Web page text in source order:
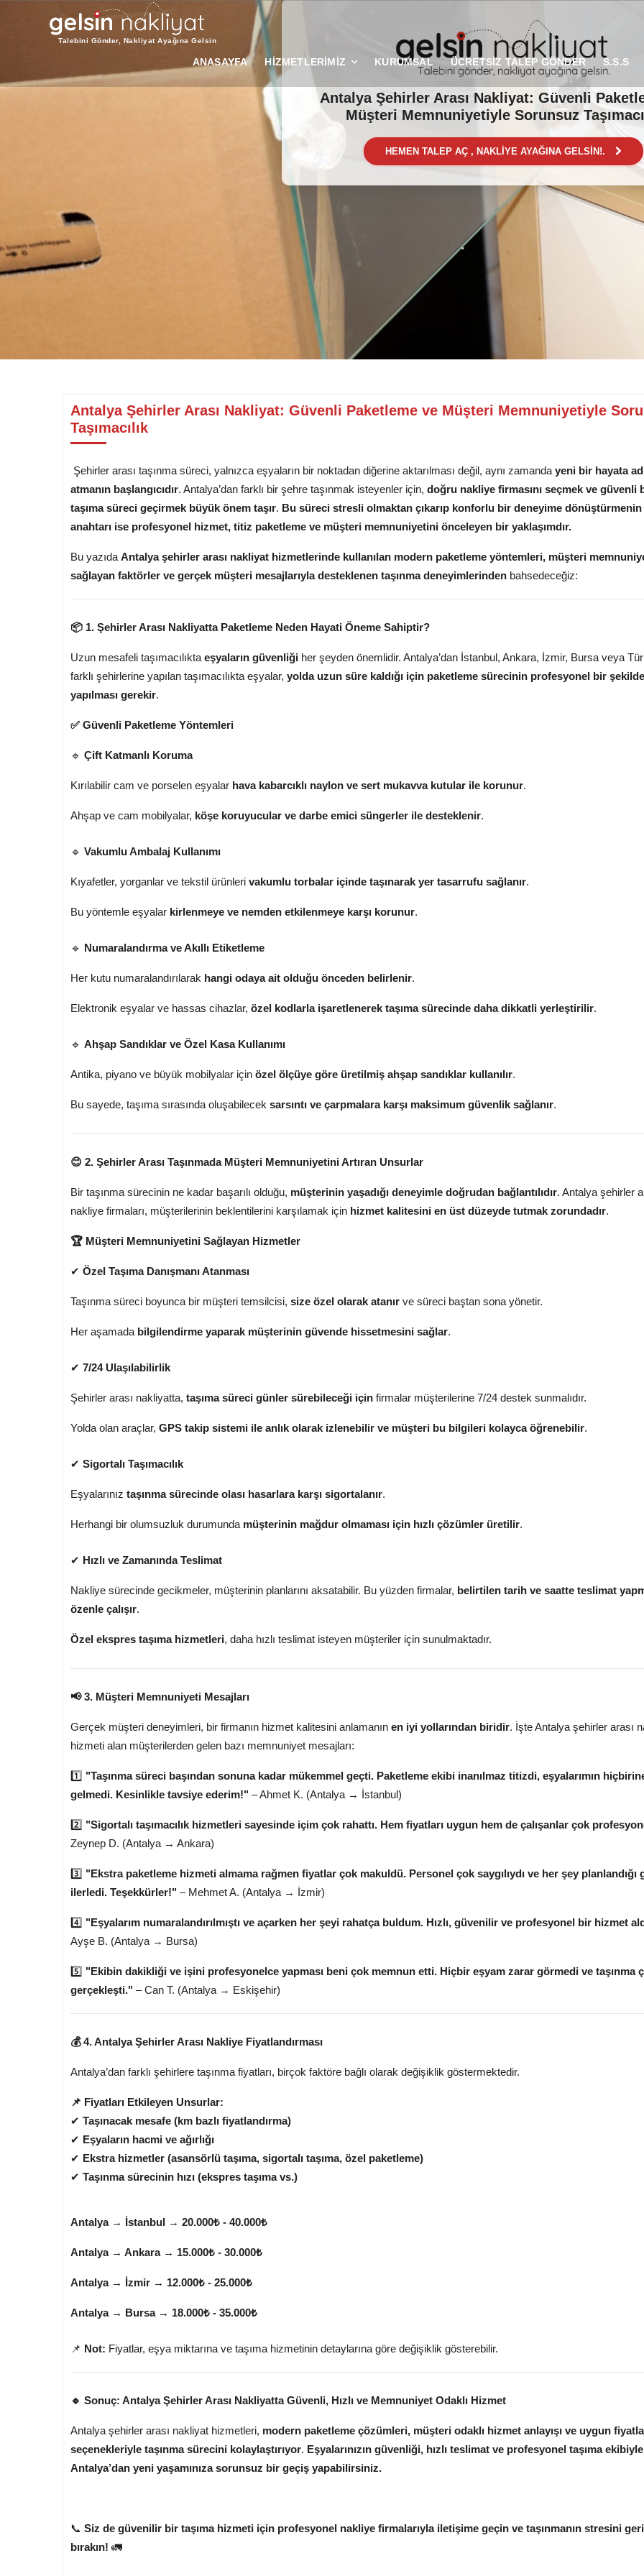
Talebini Gönder, Nakliyat Ayağına Gelsin
ANASAYFA HİZMETLERİMİZ KURUMSAL ÜCRETSİZ TALEP GÖNDER S.S.S
Antalya Şehirler Arası Nakliyat: Güvenli
Müşteri Memnuniyetiyle Sorunsuz
HEMEN TALEP AÇ , NAKLİYE AYAĞINA GELSİN!.
Antalya Şehirler Arası Nakliyat: Güvenli Paketleme ve Müşteri Memnuniyetiyle
Taşımacılık
Şehirler arası taşınma süreci, yalnızca eşyaların bir noktadan diğerine aktarılması değil, aynı zamanda yeni bir hayata
atmanın başlangıcıdır. Antalya’dan farklı bir şehre taşınmak isteyenler için, doğru nakliye firmasını seçmek ve güvenli
taşıma süreci geçirmek büyük önem taşır. Bu süreci stresli olmaktan çıkarıp konforlu bir deneyime dönüştürmenin
anahtarı ise profesyonel hizmet, titiz paketleme ve müşteri memnuniyetini önceleyen bir yaklaşımdır.
Bu yazıda Antalya şehirler arası nakliyat hizmetlerinde kullanılan modern paketleme yöntemleri, müşteri
sağlayan faktörler ve gerçek müşteri mesajlarıyla desteklenen taşınma deneyimlerinden bahsedeceğiz:
📦 1. Şehirler Arası Nakliyatta Paketleme Neden Hayati Öneme Sahiptir?
Uzun mesafeli taşımacılıkta eşyaların güvenliği her şeyden önemlidir. Antalya’dan İstanbul, Ankara, İzmir, Bursa veya
farklı şehirlerine yapılan taşımacılıkta eşyalar, yolda uzun süre kaldığı için paketleme sürecinin profesyonel bir şekilde
yapılması gerekir.
✅ Güvenli Paketleme Yöntemleri
🔹 Çift Katmanlı Koruma
Kırılabilir cam ve porselen eşyalar hava kabarcıklı naylon ve sert mukavva kutular ile korunur.
Ahşap ve cam mobilyalar, köşe koruyucular ve darbe emici süngerler ile desteklenir.
🔹 Vakumlu Ambalaj Kullanımı
Kıyafetler, yorganlar ve tekstil ürünleri vakumlu torbalar içinde taşınarak yer tasarrufu sağlanır.
Bu yöntemle eşyalar kirlenmeye ve nemden etkilenmeye karşı korunur.
🔹 Numaralandırma ve Akıllı Etiketleme
Her kutu numaralandırılarak hangi odaya ait olduğu önceden belirlenir.
Elektronik eşyalar ve hassas cihazlar, özel kodlarla işaretlenerek taşıma sürecinde daha dikkatli yerleştirilir.
🔹 Ahşap Sandıklar ve Özel Kasa Kullanımı
Antika, piyano ve büyük mobilyalar için özel ölçüye göre üretilmiş ahşap sandıklar kullanılır.
Bu sayede, taşıma sırasında oluşabilecek sarsıntı ve çarpmalara karşı maksimum güvenlik sağlanır.
😊 2. Şehirler Arası Taşınmada Müşteri Memnuniyetini Artıran Unsurlar
Bir taşınma sürecinin ne kadar başarılı olduğu, müşterinin yaşadığı deneyimle doğrudan bağlantılıdır. Antalya şehirler
nakliye firmaları, müşterilerinin beklentilerini karşılamak için hizmet kalitesini en üst düzeyde tutmak zorundadır.
🏆 Müşteri Memnuniyetini Sağlayan Hizmetler
✔ Özel Taşıma Danışmanı Atanması
Taşınma süreci boyunca bir müşteri temsilcisi, size özel olarak atanır ve süreci baştan sona yönetir.
Her aşamada bilgilendirme yaparak müşterinin güvende hissetmesini sağlar.
✔ 7/24 Ulaşılabilirlik
Şehirler arası nakliyatta, taşıma süreci günler sürebileceği için firmalar müşterilerine 7/24 destek sunmalıdır.
Yolda olan araçlar, GPS takip sistemi ile anlık olarak izlenebilir ve müşteri bu bilgileri kolayca öğrenebilir.
✔ Sigortalı Taşımacılık
Eşyalarınız taşınma sürecinde olası hasarlara karşı sigortalanır.
Herhangi bir olumsuzluk durumunda müşterinin mağdur olmaması için hızlı çözümler üretilir.
✔ Hızlı ve Zamanında Teslimat
Nakliye sürecinde gecikmeler, müşterinin planlarını aksatabilir. Bu yüzden firmalar, belirtilen tarih ve saatte teslimat
özenle çalışır.
Özel ekspres taşıma hizmetleri, daha hızlı teslimat isteyen müşteriler için sunulmaktadır.
📢 3. Müşteri Memnuniyeti Mesajları
Gerçek müşteri deneyimleri, bir firmanın hizmet kalitesini anlamanın en iyi yollarından biridir. İşte Antalya şehirler arası
hizmeti alan müşterilerden gelen bazı memnuniyet mesajları:
1️⃣ "Taşınma süreci başından sonuna kadar mükemmel geçti. Paketleme ekibi inanılmaz titizdi, eşyalarımın
gelmedi. Kesinlikle tavsiye ederim!" – Ahmet K. (Antalya → İstanbul)
2️⃣ "Sigortalı taşımacılık hizmetleri sayesinde içim çok rahattı. Hem fiyatları uygun hem de çalışanlar çok
Zeynep D. (Antalya → Ankara)
3️⃣ "Ekstra paketleme hizmeti almama rağmen fiyatlar çok makuldü. Personel çok saygılıydı ve her şey planlandığı
ilerledi. Teşekkürler!" – Mehmet A. (Antalya → İzmir)
4️⃣ "Eşyalarım numaralandırılmıştı ve açarken her şeyi rahatça buldum. Hızlı, güvenilir ve profesyonel bir hizmet
Ayşe B. (Antalya → Bursa)
5️⃣ "Ekibin dakikliği ve işini profesyonelce yapması beni çok memnun etti. Hiçbir eşyam zarar görmedi ve taşınma
gerçekleşti." – Can T. (Antalya → Eskişehir)
💰 4. Antalya Şehirler Arası Nakliye Fiyatlandırması
Antalya’dan farklı şehirlere taşınma fiyatları, birçok faktöre bağlı olarak değişiklik göstermektedir.
📌 Fiyatları Etkileyen Unsurlar:
✔ Taşınacak mesafe (km bazlı fiyatlandırma)
✔ Eşyaların hacmi ve ağırlığı
✔ Ekstra hizmetler (asansörlü taşıma, sigortalı taşıma, özel paketleme)
✔ Taşınma sürecinin hızı (ekspres taşıma vs.)
Antalya → İstanbul → 20.000₺ - 40.000₺
Antalya → Ankara→ 15.000₺ - 30.000₺
Antalya → İzmir → 12.000₺ - 25.000₺
Antalya → Bursa→ 18.000₺ - 35.000₺
📌 Not: Fiyatlar, eşya miktarına ve taşıma hizmetinin detaylarına göre değişiklik gösterebilir.
🔹 Sonuç: Antalya Şehirler Arası Nakliyatta Güvenli, Hızlı ve Memnuniyet Odaklı Hizmet
Antalya şehirler arası nakliyat hizmetleri, modern paketleme çözümleri, müşteri odaklı hizmet anlayışı ve uygun
seçenekleriyle taşınma sürecini kolaylaştırıyor. Eşyalarınızın güvenliği, hızlı teslimat ve profesyonel taşıma ekibiyle
Antalya’dan yeni yaşamınıza sorunsuz bir geçiş yapabilirsiniz.
📞 Siz de güvenilir bir taşıma hizmeti için profesyonel nakliye firmalarıyla iletişime geçin ve taşınmanın stresini
bırakın! 🚛